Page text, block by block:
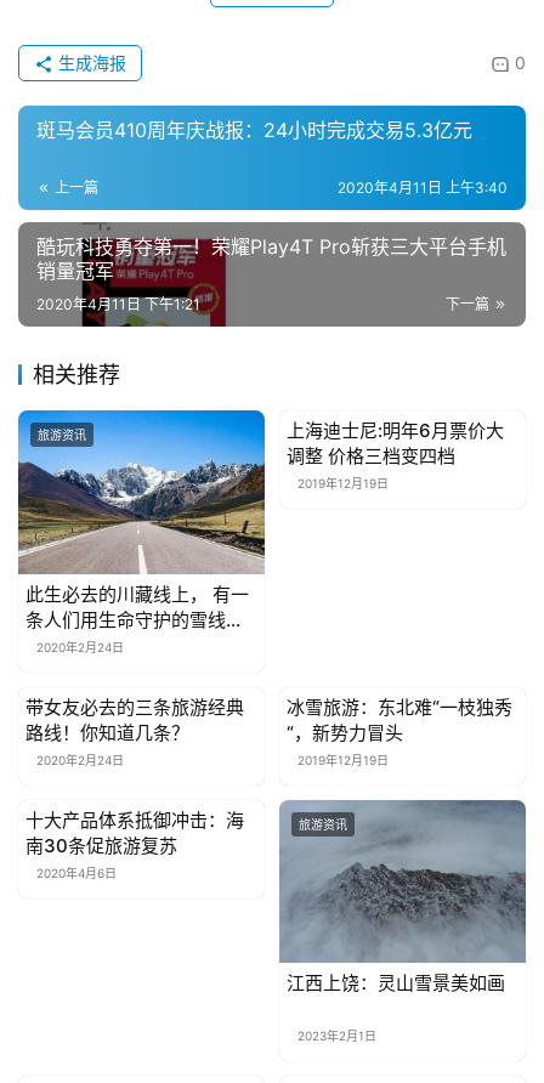
们
0
生成海报
斑马会员410周年庆战报：24小时完成交易5.3亿元
上一篇 2020年4月11日 上午3:40
酷玩科技勇夺第一！荣耀Play4T Pro斩获三大平台手机
销量冠军
下一篇
2020年4月11日 下午1:21
相关推荐
旅游资讯
此生必去的川藏线上， 有一
条人们用生命守护的雪线邮
路2020年2月24日
旅游资讯
上海迪士尼:明年6月票价大
调整 价格三档变四档
2019年12月19日
旅游资讯
带女友必去的三条旅游经典
路线！你知道几条？
2020年2月24日
旅游资讯
冰雪旅游：东北难“一枝独秀
“，新势力冒头
2019年12月19日
旅游资讯
十大产品体系抵御冲击：海
南30条促旅游复苏
2020年4月6日
旅游资讯
江西上饶：灵山雪景美如画
2023年2月1日